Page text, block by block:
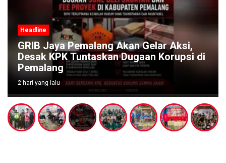
Headline
GRIB Jaya Pemalang Akan Gelar Aksi,
Desak KPK Tuntaskan Dugaan Korupsi di
Pemalang
2 hari yang lalu